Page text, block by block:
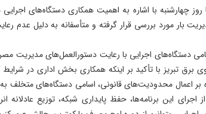
روز چهارشنبه با اشاره به اهمیت همکاری دستگاه‌های
دستگاه‌های اجرایی با رعایت دستورالعمل‌های مدیریت
برق تبریز با تأکید بر اینکه همکاری بخش اداری در
بر اعمال محدودیت‌های قانونی، اسامی دستگاه‌های متخلف
این برنامه‌ها، حفظ پایداری شبکه، توزیع